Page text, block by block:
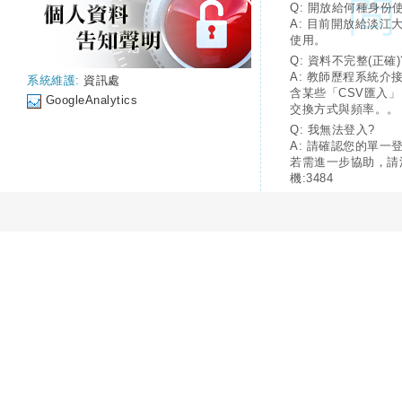
系統維護: 資訊處
GoogleAnalytics
Q: 開放給何種身份
A: 目前開放給淡江
使用。
Q: 資料不完整(正確
A: 教師歷程系統介
含某些「CSV匯入
交換方式與頻率。。
Q: 我無法登入?
A: 請確認您的單一
若需進一步協助，
機:3484